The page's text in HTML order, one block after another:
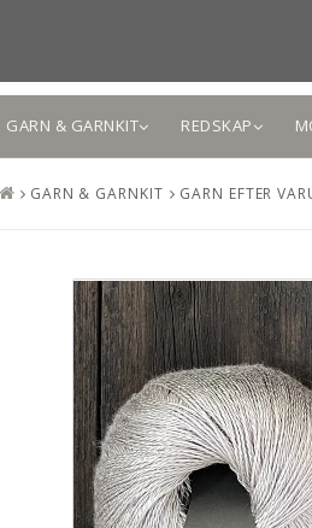
GARN & GARNKIT REDSKAP
GARN & GARNKIT GARN EFTER